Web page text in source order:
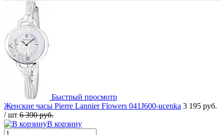
Быстрый просмотр
Женские часы Pierre Lannier Flowers 041J600-ucenka 3 195 руб.
/ шт 6 390 руб.
В корзину